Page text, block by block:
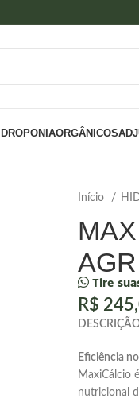
ORGÂNICOS
Início
Tire
R$
Eficiência
MaxiCálcio
nutricional